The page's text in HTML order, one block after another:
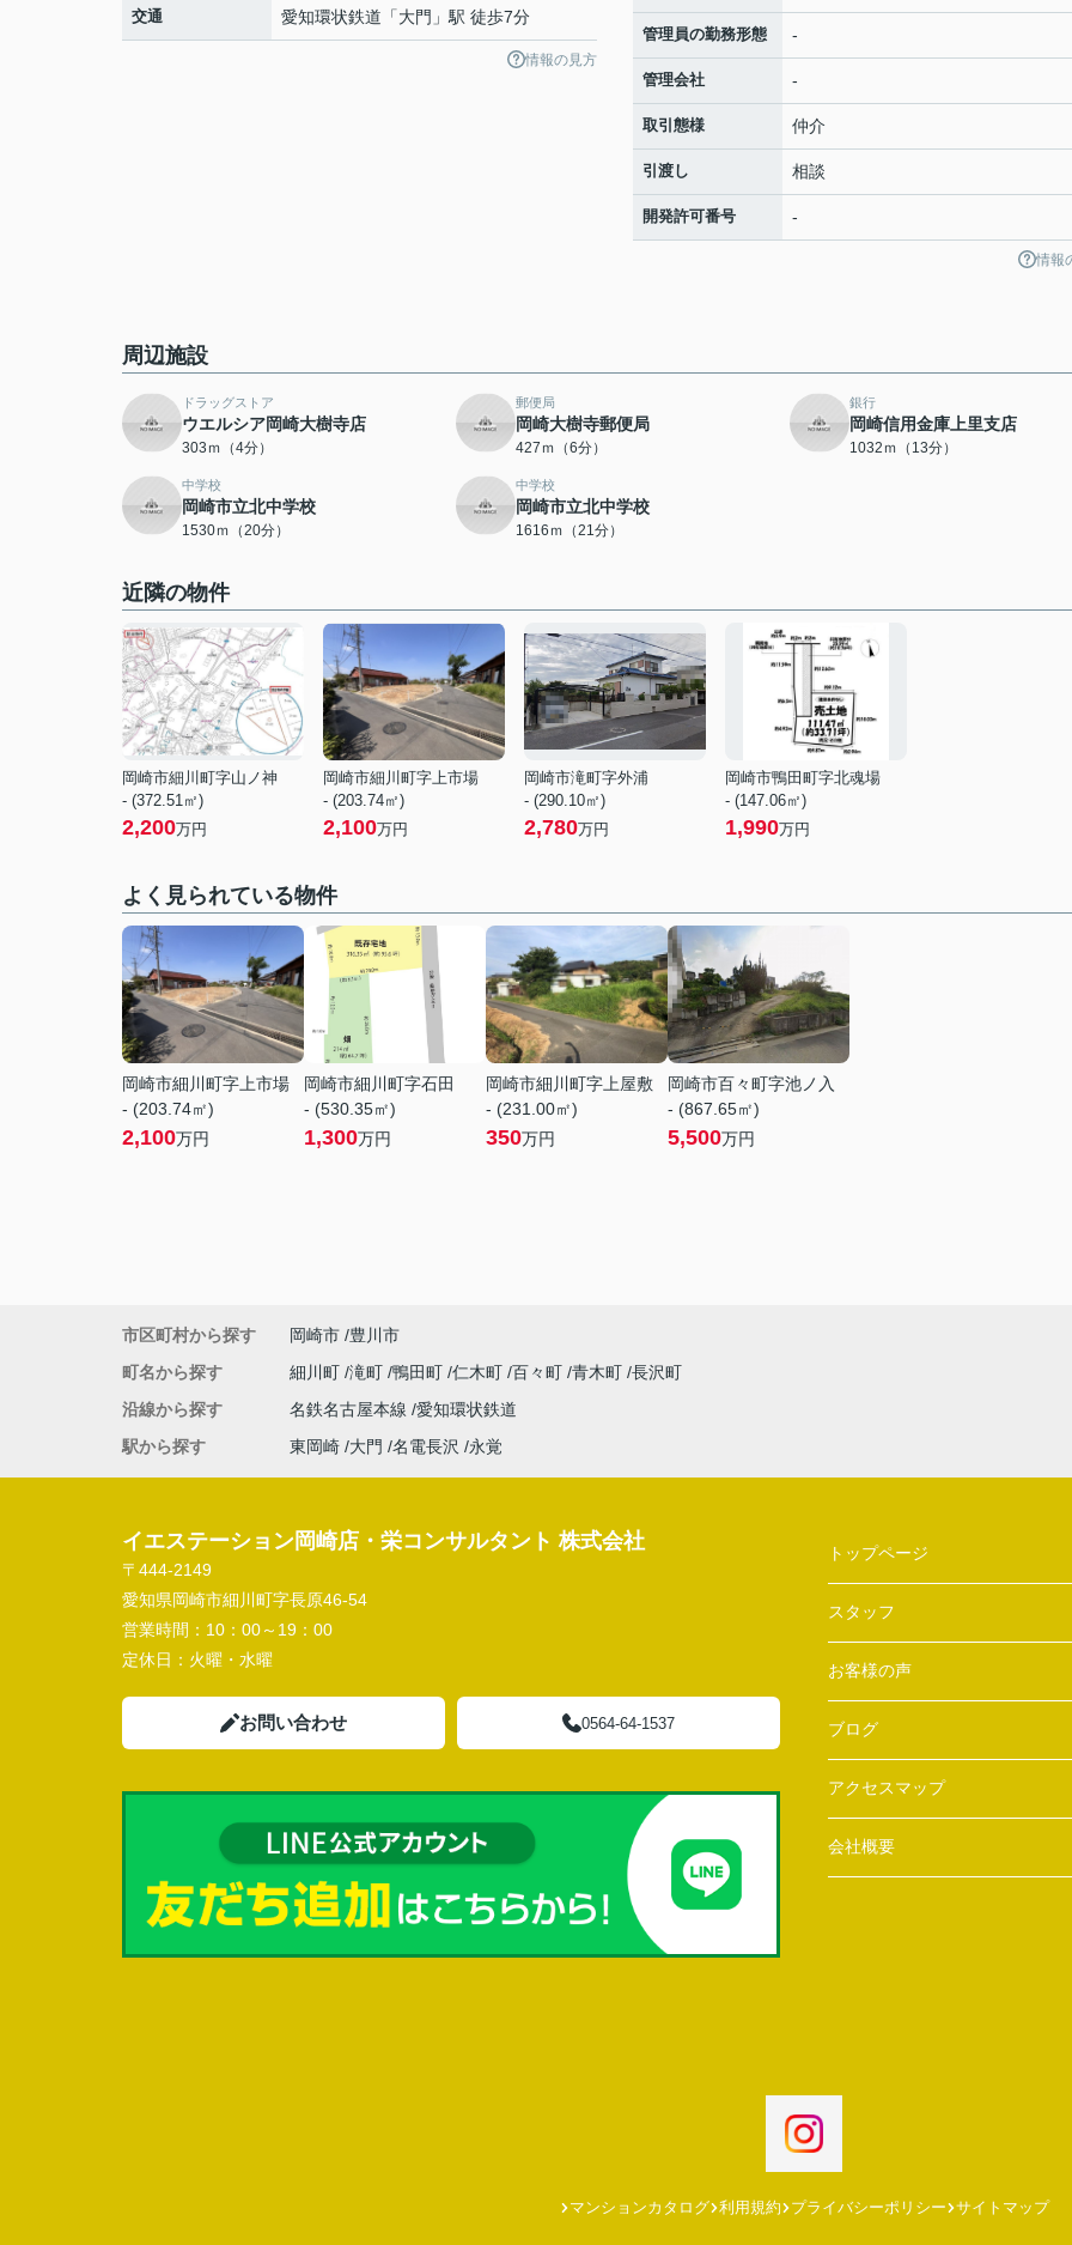
交通 愛知環状鉄道 「大門 」駅 徒歩7分
情報の見方
管理員の勤務形態 -
管理会社 -
取引態様 仲介
引渡し 相談
開発許可番号 -
情報
周辺施設
ドラッグストア
ウエルシア岡崎大樹寺店
303ｍ（4分）
郵便局
岡崎大樹寺郵便局
427ｍ（6分）
銀行
岡崎信用金庫上里支店
1032ｍ（13分）
中学校
岡崎市立北中学校
1530ｍ（20分）
中学校
岡崎市立北中学校
1616ｍ（21分）
近隣の物件
岡崎市細川町字山ノ神
- (372.51㎡)
2,200万円
岡崎市細川町字上市場
- (203.74㎡)
2,100万円
岡崎市滝町字外浦
- (290.10㎡)
2,780万円
岡崎市鴨田町字北魂場
- (147.06㎡)
1,990万円
よく見られている物件
岡崎市細川町字上市場
- (203.74㎡)
2,100万円
岡崎市細川町字石田
- (530.35㎡)
1,300万円
岡崎市細川町字上屋敷
- (231.00㎡)
350万円
岡崎市百々町字池ノ入
- (867.65㎡)
5,500万円
市区町村から探す 岡崎市 豊川市
町名から探す
細川町 滝町 鴨田町 仁木町 百々町 青木町 長沢町
沿線から探す
名鉄名古屋本線 愛知環状鉄道
駅から探す
東岡崎 大門 名電長沢 永覚
イエステーション岡崎店・栄コンサルタント 株式会社
〒444-2149
愛知県岡崎市細川町字長原46-54
営業時間： 10：00～19：00
定休日： 火曜・水曜
お問い合わせ 0564-64-1537
トップページ
スタッフ
お客様の声
ブログ
アクセスマップ
会社概要
マンションカタログ 利用規約 プライバシーポリシー サイトマップ